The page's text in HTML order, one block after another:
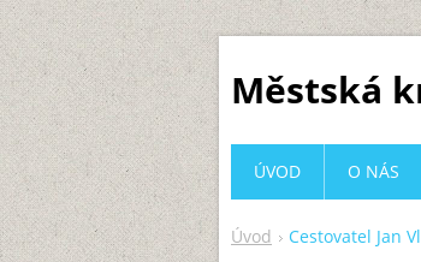
Městská
Úvod Cestovatel Jan
ÚVOD O NÁS